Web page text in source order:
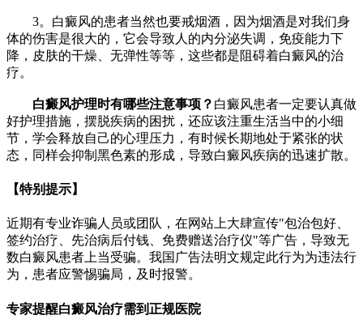
3。白癜风的患者当然也要戒烟酒，因为烟酒是对我们身
体的伤害是很大的，它会导致人的内分泌失调，免疫能力下
降，皮肤的干燥、无弹性等等，这些都是阻碍着白癜风的治
疗。
白癜风护理时有哪些注意事项？ 白癜风患者一定要认真做
好护理措施，摆脱疾病的困扰，还应该注重生活当中的小细
节，学会释放自己的心理压力，有时候长期地处于紧张的状
态，同样会抑制黑色素的形成，导致白癜风疾病的迅速扩散。
【特别提示】
近期有专业诈骗人员或团队，在网站上大肆宣传"包治包好、
签约治疗、先治病后付钱、免费赠送治疗仪"等广告，导致无
数白癜风患者上当受骗。我国广告法明文规定此行为为违法行
为，患者应警惕骗局，及时报警。
专家提醒白癜风治疗需到正规医院